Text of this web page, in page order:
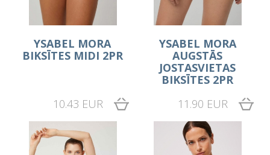
YSABEL MORA
BIKSĪTES MIDI 2PR
10.43 EUR
YSABEL MORA
AUGSTĀS
JOSTASVIETAS
BIKSĪTES 2PR
11.90 EUR